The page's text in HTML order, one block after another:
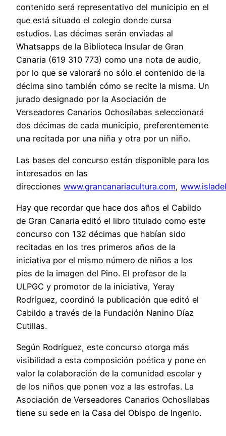
contenido será representativo del municipio en el
que está situado el colegio donde cursa
estudios. Las décimas serán enviadas al
Whatsapps de la Biblioteca Insular de Gran
Canaria (619 310 773) como una nota de audio,
por lo que se valorará no sólo el contenido de la
décima sino también cómo se recite la misma. Un
jurado designado por la Asociación de
Verseadores Canarios Ochosílabas seleccionará
dos décimas de cada municipio, preferentemente
una recitada por una niña y otra por un niño.
Las bases del concurso están disponible para los
interesados en las
direcciones www.grancanariacultura.com,
Hay que recordar que hace dos años el Cabildo
de Gran Canaria editó el libro titulado como este
concurso con 132 décimas que habían sido
recitadas en los tres primeros años de la
iniciativa por el mismo número de niños a los
pies de la imagen del Pino. El profesor de la
ULPGC y promotor de la iniciativa, Yeray
Rodríguez, coordinó la publicación que editó el
Cabildo a través de la Fundación Nanino Díaz
Cutillas.
Según Rodríguez, este concurso otorga más
visibilidad a esta composición poética y pone en
valor la colaboración de la comunidad escolar y
de los niños que ponen voz a las estrofas. La
Asociación de Verseadores Canarios Ochosílabas
tiene su sede en la Casa del Obispo de Ingenio.